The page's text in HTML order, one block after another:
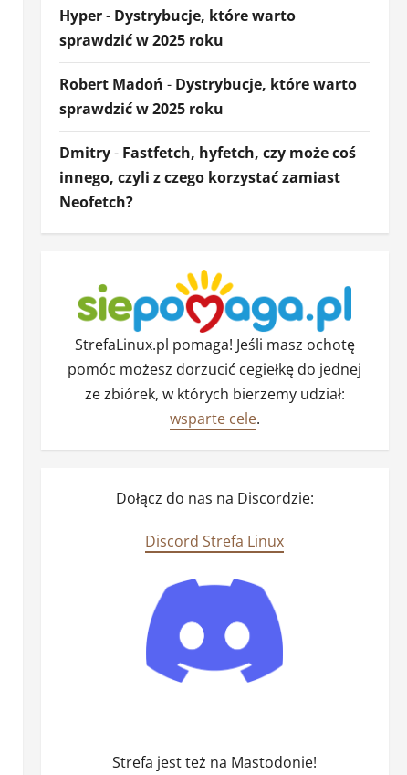
Hyper- Dystrybucje, które warto
sprawdzić w 2025 roku
Robert Madoń - Dystrybucje, które warto
sprawdzić w 2025 roku
Dmitry- Fastfetch, hyfetch, czy może coś
innego, czyli z czego korzystać zamiast
Neofetch?
StrefaLinux.pl pomaga! Jeśli masz ochotę
pomóc możesz dorzucić cegiełkę do jednej
ze zbiórek, w których bierzemy udział:
wsparte cele.
Dołącz do nas na Discordzie:
Discord Strefa Linux
Strefa jest też na Mastodonie!